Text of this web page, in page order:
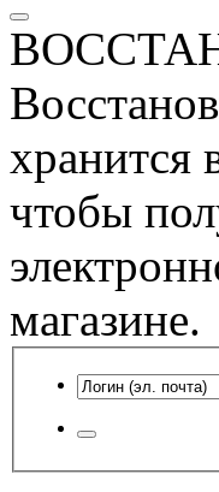
хранится
чтобы
магазине.